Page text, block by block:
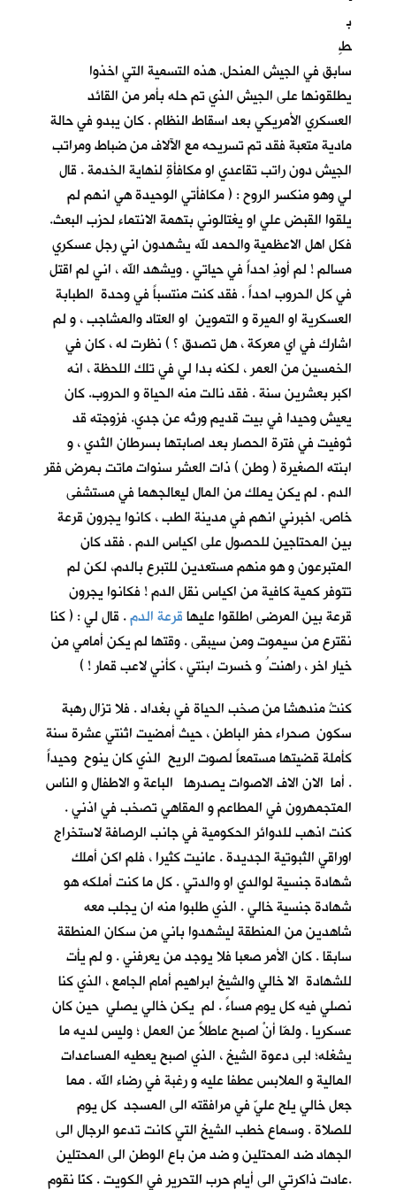
ب
طٍ
سابق في الجيش المنحل. هذه التسمية التي اخذوا
يطلقونها على الجيش الذي تم حله بأمر من القائد
العسكري الأمريكي بعد اسقاط النظام . كان يبدو في حالة
مادية متعبة فقد تم تسريحه مع الآلاف من ضباط ومراتب
الجيش دون راتب تقاعدي او مكافأةٍ لنهاية الخدمة . قال
لي وهو منكسر الروح : ( مكافأتي الوحيدة هي انهم لم
يلقوا القبض علي او يغتالوني بتهمة الانتماء لحزب البعث.
فكل اهل الاعظمية والحمد لله يشهدون اني رجل عسكري
مسالم ! لم أوذِ احداً في حياتي . ويشهد الله ، اني لم اقتل
في كل الحروب احداً . فقد كنت منتسباً في وحدة الطبابة
العسكرية او الميرة و التموين او العتاد والمشاجب ، و لم
اشارك في اي معركة ، هل تصدق ؟ ) نظرت له ، كان في
الخمسين من العمر ، لكنه بدا لي في تلك اللحظة ، انه
اكبر بعشرين سنة . فقد نالت منه الحياة و الحروب. كان
يعيش وحيدا في بيت قديم ورثه عن جدي. فزوجته قد
تُوفيت في فترة الحصار بعد اصابتها بسرطان الثدي ، و
ابنته الصغيرة ( وطن ) ذات العشر سنوات ماتت بمرض فقر
الدم . لم يكن يملك من المال ليعالجهما في مستشفى
خاص. اخبرني انهم في مدينة الطب ، كانوا يجرون قرعة
بين المحتاجين للحصول على اكياس الدم . فقد كان
المتبرعون و هو منهم مستعدين للتبرع بالدم، لكن لم
تتوفر كمية كافية من اكياس نقل الدم ! فكانوا يجرون
قرعة بين المرضى اطلقوا عليهاقرعة الدم. قال لي : ( كنا
نقترع من سيموت ومن سيبقى . وقتها لم يكن أمامي من
خيار اخر ، راهنت ُ و خسرت ابنتي ، كأني لاعب قمار ! )
كنتُ مندهشا من صخب الحياة في بغداد . فلا تزال رهبة
سكون صحراء حفر الباطن ، حيث أمضيت اثنتي عشرة سنة
كأملة قضيتها مستمعاً لصوت الريح الذي كان ينوح وحيداً
. أما الان الاف الاصوات يصدرها الباعة و الاطفال و الناس
المتجمهرون في المطاعم و المقاهي تصخب في اذني .
كنت اذهب للدوائر الحكومية في جانب الرصافة لاستخراج
اوراقي الثبوتية الجديدة . عانيت كثيرا ، فلم اكن أملك
شهادة جنسية لوالدي او والدتي . كل ما كنت أملكه هو
شهادة جنسية خالي . الذي طلبوا منه ان يجلب معه
شاهدين من المنطقة ليشهدوا باني من سكان المنطقة
سابقا . كان الأمر صعبا فلا يوجد من يعرفني . و لم يأت
للشهادة الا خالي والشيخ ابراهيم أمام الجامع ، الذي كنا
نصلي فيه كل يوم مساءً . لم يكن خالي يصلي حين كان
عسكريا . ولمّا أنْ اصبح عاطلاً عن العمل ؛ وليس لديه ما
يشغله؛ لبى دعوة الشيخ ، الذي اصبح يعطيه المساعدات
المالية و الملابس عطفا عليه و رغبة في رضاء الله . مما
جعل خالي يلح عليّ في مرافقته الى المسجد كل يوم
للصلاة . وسماع خطب الشيخ التي كانت تدعو الرجال الى
الجهاد ضد المحتلين و ضد من باع الوطن الى المحتلين
.عادت ذاكرتي الى أيام حرب التحرير في الكويت . كنّا نقوم